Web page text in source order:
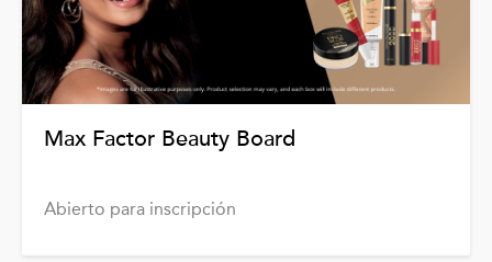
Max Factor Beauty Board
Abierto para inscripción